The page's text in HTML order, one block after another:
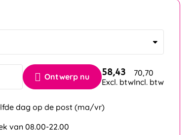
Ontwerp nu 58,43
Excl. btw
70,70
Incl. btw
dag op de post (ma/vr)
van 08.00-22.00